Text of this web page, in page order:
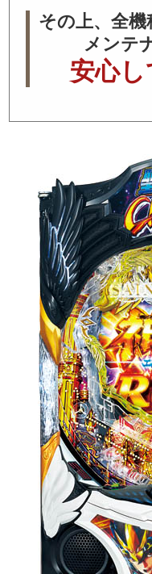
その上、全
メンテ
安心し